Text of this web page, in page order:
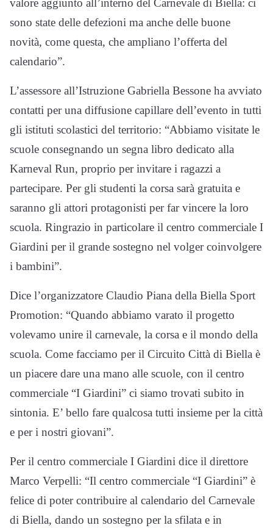
valore aggiunto all’interno del Carnevale di Biella: ci
sono state delle defezioni ma anche delle buone
novità, come questa, che ampliano l’offerta del
calendario”.
L’assessore all’Istruzione Gabriella Bessone ha avviato
contatti per una diffusione capillare dell’evento in tutti
gli istituti scolastici del territorio: “Abbiamo visitate le
scuole consegnando un segna libro dedicato alla
Karneval Run, proprio per invitare i ragazzi a
partecipare. Per gli studenti la corsa sarà gratuita e
saranno gli attori protagonisti per far vincere la loro
scuola. Ringrazio in particolare il centro commerciale I
Giardini per il grande sostegno nel volger coinvolgere
i bambini”.
Dice l’organizzatore Claudio Piana della Biella Sport
Promotion: “Quando abbiamo varato il progetto
volevamo unire il carnevale, la corsa e il mondo della
scuola. Come facciamo per il Circuito Città di Biella è
un piacere dare una mano alle scuole, con il centro
commerciale “I Giardini” ci siamo trovati subito in
sintonia. E’ bello fare qualcosa tutti insieme per la città
e per i nostri giovani”.
Per il centro commerciale I Giardini dice il direttore
Marco Verpelli: “Il centro commerciale “I Giardini” è
felice di poter contribuire al calendario del Carnevale
di Biella, dando un sostegno per la sfilata e in